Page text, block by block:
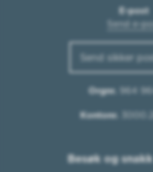
E-post
Send e-
Send sikker
Orgnr. 964
Kontonr.
Besøk og